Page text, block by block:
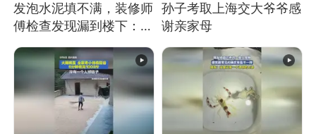
发泡水泥填不满，装修师
傅检查发现漏到楼下：出
风口未延伸到外墙
孙子考取上海交大爷爷感
谢亲家母